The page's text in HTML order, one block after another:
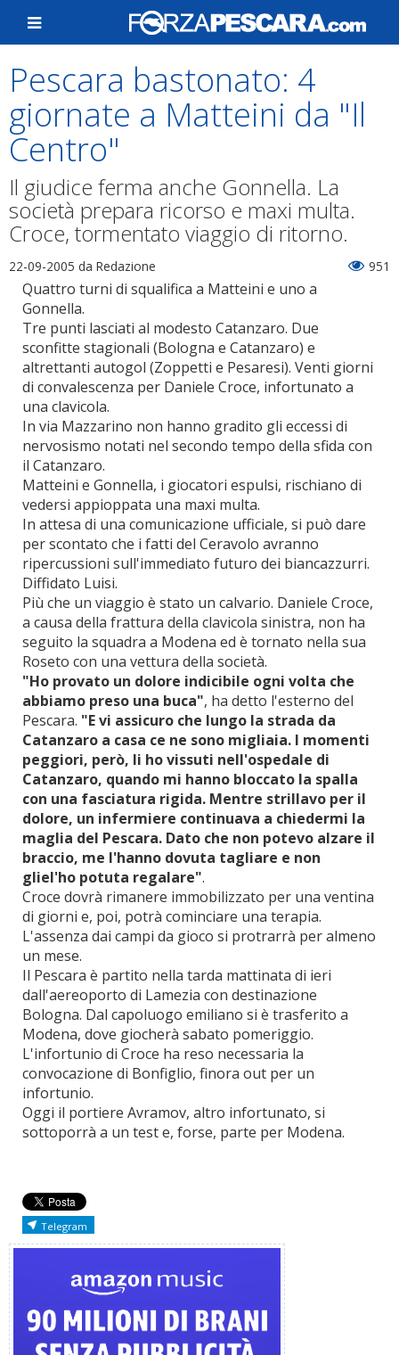
Pescara bastonato: 4
giornate a Matteini da "Il
Centro"
Il giudice ferma anche Gonnella. La
società prepara ricorso e maxi multa.
Croce, tormentato viaggio di ritorno.
22-09-2005 da Redazione 951
Quattro turni di squalifica a Matteini e uno a
Gonnella.
Tre punti lasciati al modesto Catanzaro. Due
sconfitte stagionali (Bologna e Catanzaro) e
altrettanti autogol (Zoppetti e Pesaresi). Venti giorni
di convalescenza per Daniele Croce, infortunato a
una clavicola.
In via Mazzarino non hanno gradito gli eccessi di
nervosismo notati nel secondo tempo della sfida con
il Catanzaro.
Matteini e Gonnella, i giocatori espulsi, rischiano di
vedersi appioppata una maxi multa.
In attesa di una comunicazione ufficiale, si può dare
per scontato che i fatti del Ceravolo avranno
ripercussioni sull'immediato futuro dei biancazzurri.
Diffidato Luisi.
Più che un viaggio è stato un calvario. Daniele Croce,
a causa della frattura della clavicola sinistra, non ha
seguito la squadra a Modena ed è tornato nella sua
Roseto con una vettura della società.
"Ho provato un dolore indicibile ogni volta che
abbiamo preso una buca", ha detto l'esterno del
Pescara. "E vi assicuro che lungo la strada da
Catanzaro a casa ce ne sono migliaia. I momenti
peggiori, però, li ho vissuti nell'ospedale di
Catanzaro, quando mi hanno bloccato la spalla
con una fasciatura rigida. Mentre strillavo per il
dolore, un infermiere continuava a chiedermi la
maglia del Pescara. Dato che non potevo alzare il
braccio, me l'hanno dovuta tagliare e non
gliel'ho potuta regalare".
Croce dovrà rimanere immobilizzato per una ventina
di giorni e, poi, potrà cominciare una terapia.
L'assenza dai campi da gioco si protrarrà per almeno
un mese.
Il Pescara è partito nella tarda mattinata di ieri
dall'aereoporto di Lamezia con destinazione
Bologna. Dal capoluogo emiliano si è trasferito a
Modena, dove giocherà sabato pomeriggio.
L'infortunio di Croce ha reso necessaria la
convocazione di Bonfiglio, finora out per un
infortunio.
Oggi il portiere Avramov, altro infortunato, si
sottoporrà a un test e, forse, parte per Modena.
Telegram